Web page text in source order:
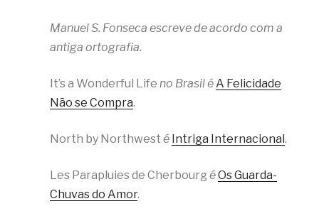
Manuel S. Fonseca escreve de acordo com a
antiga ortografia.
It’s a Wonderful Life no Brasil éA Felicidade
Não se Compra.
North by Northwest é Intriga Internacional .
Les Parapluies de CherbourgéOs Guarda-
Chuvas do Amor.